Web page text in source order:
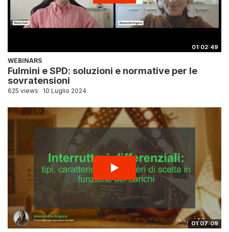
01:02:49
WEBINARS
Fulmini e SPD: soluzioni e normative per le
sovratensioni
625 views 10 Luglio 2024
01:07:09